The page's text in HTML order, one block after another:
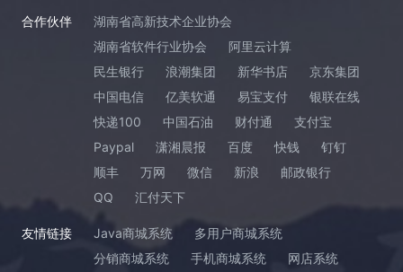
合作伙伴
湖南省高新技术企业协会
湖南省软件行业协会
阿里云计算
民生银行
浪潮集团 新华书店
京东集团
中国电信
亿美软通 易宝支付
银联在线
快递100
中国石油 财付通
支付宝
Paypal
潇湘晨报 百度 快钱
钉钉
顺丰
万网 微信 新浪
邮政银行
QQ
汇付天下
友情链接 Java商城系统
多用户商城系统
分销商城系统
手机商城系统 网店系统